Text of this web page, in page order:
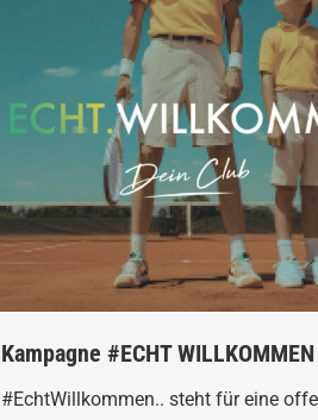
Kampagne #ECHT WILLKOMMEN
#EchtWillkommen.. steht für eine